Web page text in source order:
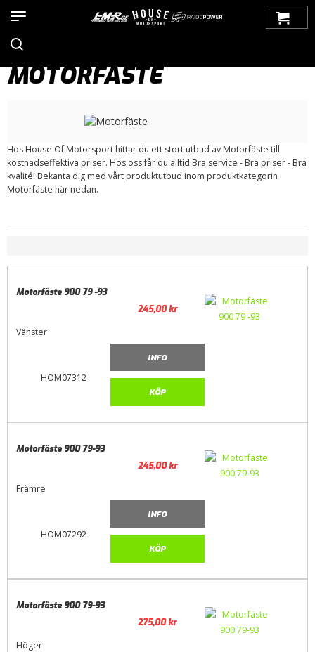
900 OG (1979-1993)
>Motor / Tillbehör
MOTORFÄSTE
Hos House Of Motorsport hittar du ett stort utbud av Motorfäste till
kostnadseffektiva priser. Hos oss får du alltid Bra service - Bra priser - Bra
kvalité! Bekanta dig med vårt produktutbud inom produktkategorin
Motorfäste här nedan.
HOM07312
Motorfäste 900 79 -93
Vänster
245,00kr
INFO
KÖP
HOM07292
Motorfäste 900 79-93
Främre
245,00kr
INFO
KÖP
Motorfäste 900 79-93
Höger
275,00kr